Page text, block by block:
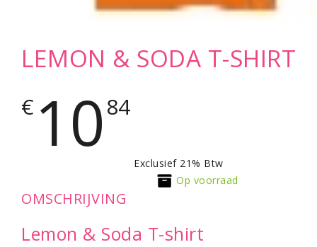
LEMON & SODA T-SHIRT
€ 1084
Exclusief 21% Btw
Op voorraad
OMSCHRIJVING
Lemon & Soda T-shirt